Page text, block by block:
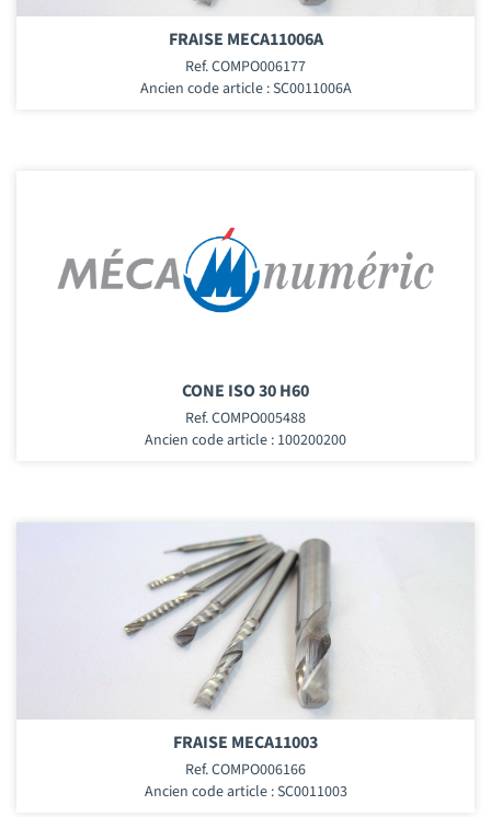
FRAISE MECA11006A
Ref. COMPO006177
Ancien code article : SC0011006A
CONE ISO 30 H60
Ref. COMPO005488
Ancien code article : 100200200
FRAISE MECA11003
Ref. COMPO006166
Ancien code article : SC0011003